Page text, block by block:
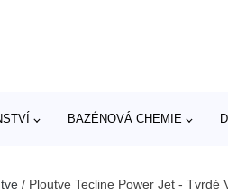
BAZÉNOVÁ CHEMIE
/ Ploutve Tecline Power Jet - Tvrdé